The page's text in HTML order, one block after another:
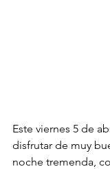
Este viernes 5 de
disfrutar de muy
noche tremenda,